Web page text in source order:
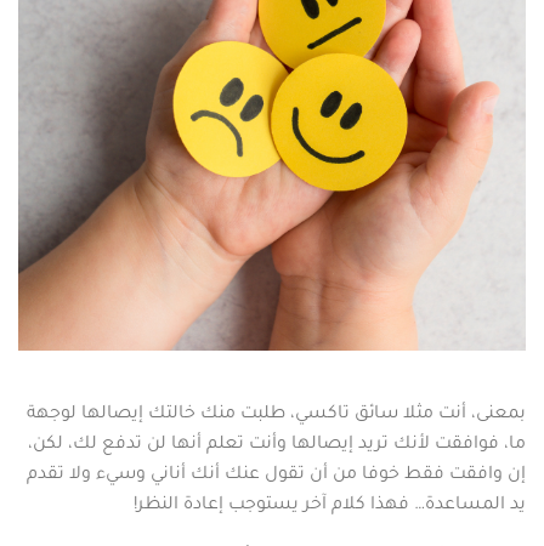
بمعنى، أنت مثلا سائق تاكسي، طلبت منك خالتك إيصالها لوجهة
ما، فوافقت لأنك تريد إيصالها وأنت تعلم أنها لن تدفع لك، لكن،
إن وافقت فقط خوفا من أن تقول عنك أنك أناني وسيء ولا تقدم
يد المساعدة… فهذا كلام آخر يستوجب إعادة النظر!